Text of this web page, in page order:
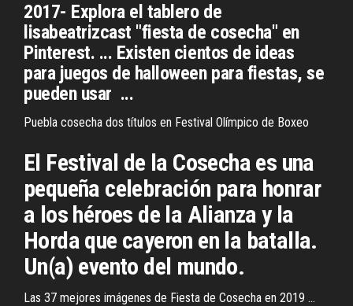
2017- Explora el tablero de
lisabeatrizcast "fiesta de cosecha" en
Pinterest. ... Existen cientos de ideas
para juegos de halloween para fiestas, se
pueden usar ...
Puebla cosecha dos títulos en Festival Olímpico de Boxeo
El Festival de la Cosecha es una
pequeña celebración para honrar
a los héroes de la Alianza y la
Horda que cayeron en la batalla.
Un(a) evento del mundo.
Las 37 mejores imágenes de Fiesta de Cosecha en 2019 ...